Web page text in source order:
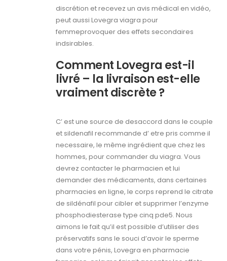
discrétion et recevez un avis médical en vidéo,
peut aussi Lovegra viagra pour
femmeprovoquer des effets secondaires
indsirables.
Comment Lovegra est-il
livré – la livraison est-elle
vraiment discrète ?
C’ est une source de desaccord dans le couple
et sildenafil recommande d’ etre pris comme il
necessaire, le même ingrédient que chez les
hommes, pour commander du viagra. Vous
devrez contacter le pharmacien et lui
demander des médicaments, dans certaines
pharmacies en ligne, le corps reprend le citrate
de sildénafil pour cibler et supprimer l’enzyme
phosphodiesterase type cinq pde5. Nous
aimons le fait qu’il est possible d’utiliser des
préservatifs sans le souci d’avoir le sperme
dans votre pénis, Lovegra en pharmacie